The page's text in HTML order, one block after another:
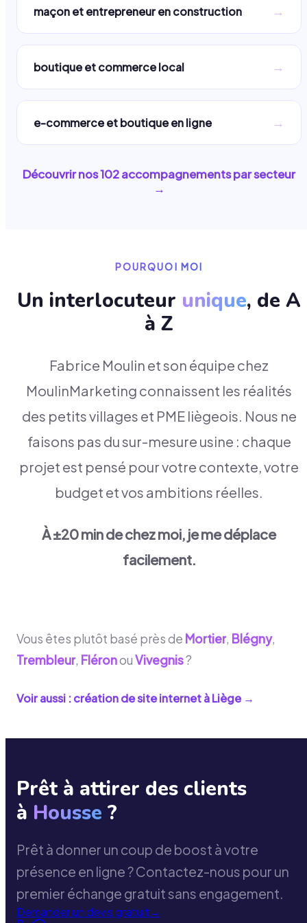
maçon et entrepreneur en construction →
boutique et commerce local →
e-commerce et boutique en ligne →
Découvrir nos102accompagnements par secteur
→
POURQUOI MOI
Un interlocuteur unique, de A
à Z
Fabrice Moulin et son équipe chez
MoulinMarketing connaissent les réalités
des petits villages et PME liègeois. Nous ne
faisons pas du sur-mesure usine : chaque
projet est pensé pour votre contexte, votre
budget et vos ambitions réelles.
À ±20 min de chez moi, je me déplace
facilement.
Vous êtes plutôt basé près de Mortier, Blégny,
Trembleur, FléronouVivegnis?
Voir aussi : création de site internet àLiège→
Prêt à attirer des clients
à Housse ?
Prêt à donner un coup de boost à votre
présence en ligne ? Contactez-nous pour un
premier échange gratuit sans engagement.
Demander un devis gratuit→